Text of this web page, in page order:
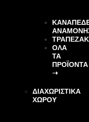
ΌΛΑ
ΤΑ
ΠΡΟΪΌΝΤΑ
➝
ΔΙΑΧΩΡΙΣΤΙΚΑ
ΧΩΡΟΥ